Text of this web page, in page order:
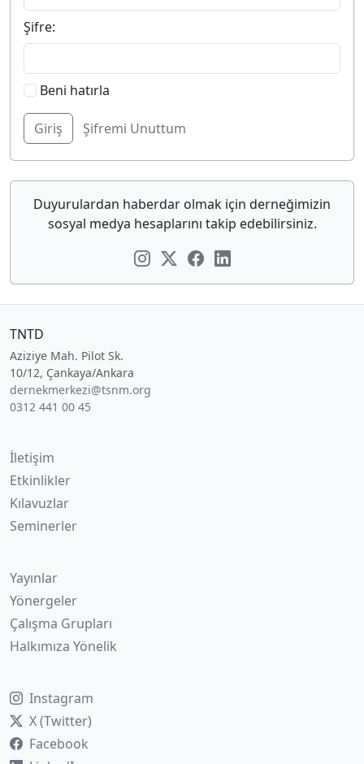
Şifre:
Beni hatırla
Şifremi Unuttum
Duyurulardan haberdar olmak için derneğimizin
sosyal medya hesaplarını takip edebilirsiniz.
TNTD
Aziziye Mah. Pilot Sk.
10/12, Çankaya/Ankara
dernekmerkezi@tsnm.org
0312 441 00 45
İletişim
Etkinlikler
Kılavuzlar
Seminerler
Yayınlar
Yönergeler
Çalışma Grupları
Halkımıza Yönelik
Instagram
X (Twitter)
Facebook